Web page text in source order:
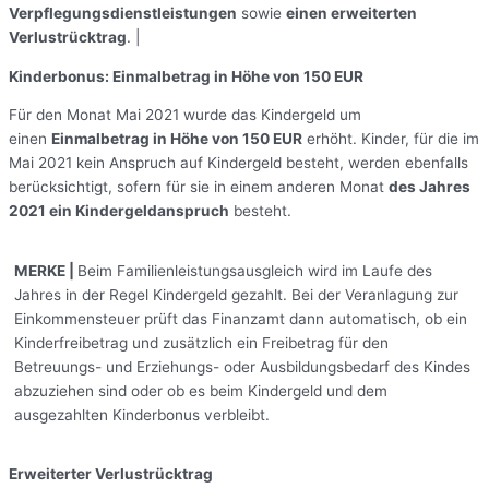
Verpflegungsdienstleistungen sowie einen erweiterten
Verlustrücktrag. |
Kinderbonus: Einmalbetrag in Höhe von 150 EUR
Für den Monat Mai 2021 wurde das Kindergeld um
einen Einmalbetrag in Höhe von 150 EUR erhöht. Kinder, für die im
Mai 2021 kein Anspruch auf Kindergeld besteht, werden ebenfalls
berücksichtigt, sofern für sie in einem anderen Monat des Jahres
2021 ein Kindergeldanspruch besteht.
MERKE
Beim Familienleistungsausgleich wird im Laufe des
Jahres in der Regel Kindergeld gezahlt. Bei der Veranlagung zur
Einkommensteuer prüft das Finanzamt dann automatisch, ob ein
Kinderfreibetrag und zusätzlich ein Freibetrag für den
Betreuungs- und Erziehungs- oder Ausbildungsbedarf des Kindes
abzuziehen sind oder ob es beim Kindergeld und dem
ausgezahlten Kinderbonus verbleibt.
Erweiterter Verlustrücktrag